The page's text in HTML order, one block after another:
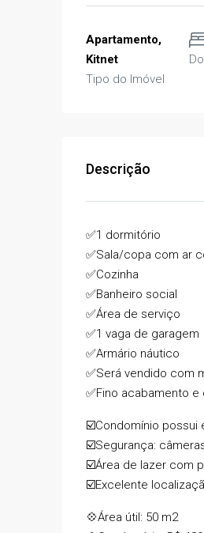
Apartamento,
Kitnet
Tipo do Imóvel
Descrição
✅1 dormitório
✅Sala/copa com ar
✅Cozinha
✅Banheiro social
✅Área de serviço
✅1 vaga de garagem
✅Armário náutico
✅Será vendido com
✅Fino acabamento
☑️Condomínio possui
☑️Segurança:
☑️Área de lazer com
☑️Excelente
💠Área útil: 50 m2